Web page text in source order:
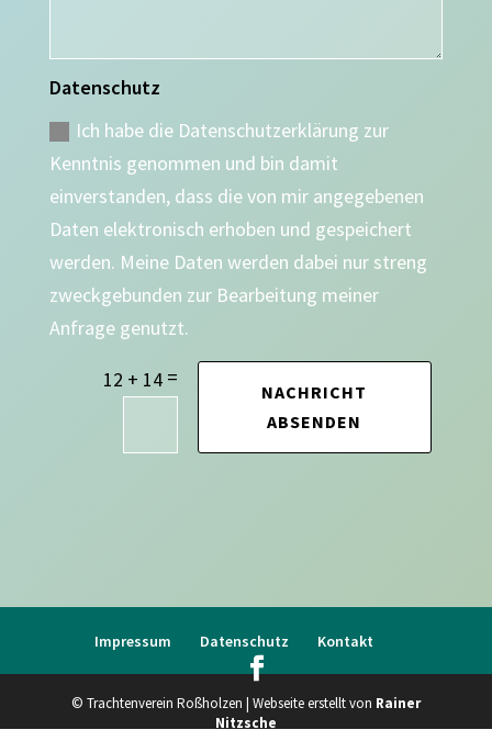
Datenschutz
Ich habe die Datenschutzerklärung zur
Kenntnis genommen und bin damit
einverstanden, dass die von mir angegebenen
Daten elektronisch erhoben und gespeichert
werden. Meine Daten werden dabei nur streng
zweckgebunden zur Bearbeitung meiner
Anfrage genutzt.
12 + 14=
NACHRICHT
ABSENDEN
Impressum Datenschutz Kontakt
© Trachtenverein Roßholzen | Webseite erstellt von Rainer
Nitzsche